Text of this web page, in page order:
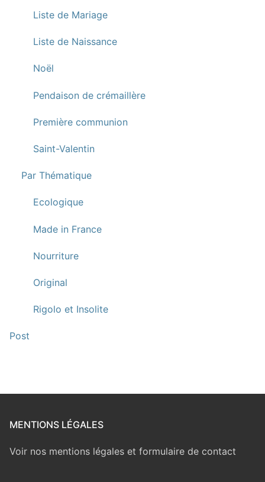
Liste de Mariage
Liste de Naissance
Noël
Pendaison de crémaillère
Première communion
Saint-Valentin
Par Thématique
Ecologique
Made in France
Nourriture
Original
Rigolo et Insolite
Post
MENTIONS LÉGALES
Voir nos mentions légales et formulaire de contact